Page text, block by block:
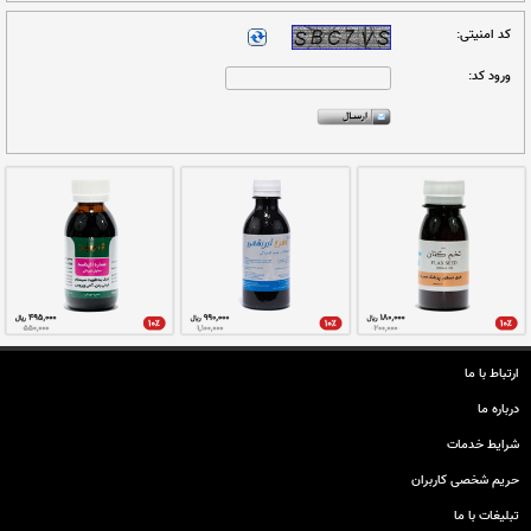
گردد.
ارتباط با ما
درباره ما
شرایط خدمات
حريم شخصی كاربران
تبليغات با ما